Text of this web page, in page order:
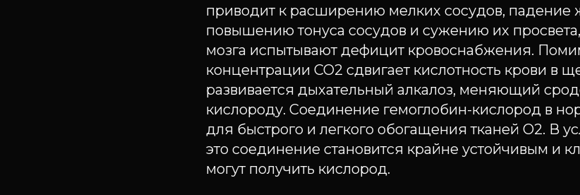
приводит к расширению мелких сосудов, падение
повышению тонуса сосудов и сужению их просвета,
мозга испытывают дефицит кровоснабжения.
концентрации СО2 сдвигает кислотность крови в
развивается дыхательный алкалоз, меняющий
кислороду. Соединение гемоглобин-кислород в
для быстрого и легкого обогащения тканей О2. В
это соединение становится крайне устойчивым и
могут получить кислород.